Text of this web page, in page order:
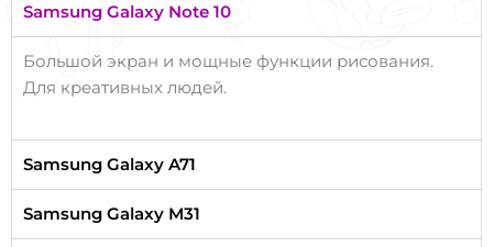
Samsung Galaxy Note 10
Большой экран и мощные функции рисования.
Для креативных людей.
Samsung Galaxy A71
Samsung Galaxy M31